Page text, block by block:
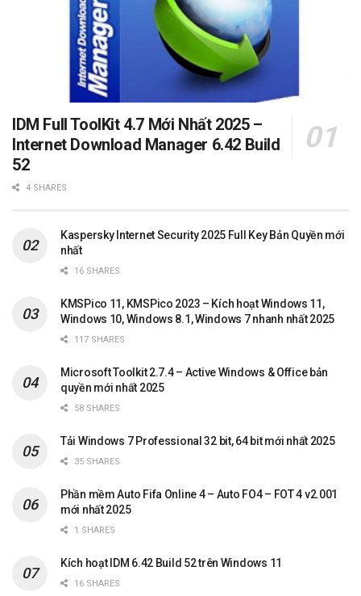
IDM Full ToolKit 4.7 Mới Nhất 2025 –
Internet Download Manager 6.42 Build
52
4 SHARES
Kaspersky Internet Security 2025 Full Key Bản Quyền mới
nhất
16 SHARES
KMSPico 11, KMSPico 2023 – Kích hoạt Windows 11,
Windows 10, Windows 8.1, Windows 7 nhanh nhất 2025
117 SHARES
Microsoft Toolkit 2.7.4 – Active Windows & Office bản
quyền mới nhất 2025
58 SHARES
Tải Windows 7 Professional 32 bit, 64 bit mới nhất 2025
35 SHARES
Phần mềm Auto Fifa Online 4 – Auto FO4 – FOT 4 v2.001
mới nhất 2025
1 SHARES
Kích hoạt IDM 6.42 Build 52 trên Windows 11
16 SHARES